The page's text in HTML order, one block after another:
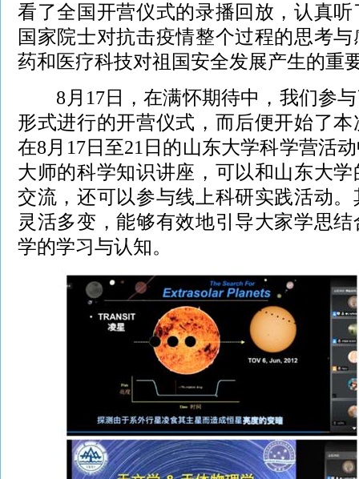
看了全国开营仪式的录播回放，认真
国家院士对抗击疫情整个过程的思考
药和医疗科技对祖国安全发展产生的重
8月17日，在满怀期待中，我们参与
形式进行的开营仪式，而后便开始了
在8月17日至21日的山东大学科学营活
大师的科学知识讲座，可以和山东大
交流，还可以参与线上科研实践活动
灵活多变，能够有效地引导大家学思
学的学习与认知。